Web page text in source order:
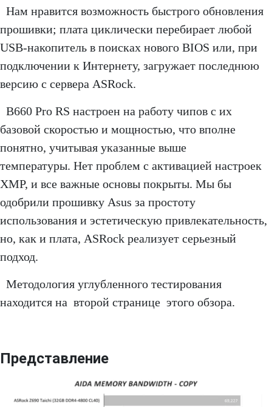
Нам нравится возможность быстрого обновления
прошивки; плата циклически перебирает любой
USB-накопитель в поисках нового BIOS или, при
подключении к Интернету, загружает последнюю
версию с сервера ASRock.
B660 Pro RS настроен на работу чипов с их
базовой скоростью и мощностью, что вполне
понятно, учитывая указанные выше
температуры. Нет проблем с активацией настроек
XMP, и все важные основы покрыты. Мы бы
одобрили прошивку Asus за простоту
использования и эстетическую привлекательность,
но, как и плата, ASRock реализует серьезный
подход.
Методология углубленного тестирования
находится на второй странице этого обзора.
Представление